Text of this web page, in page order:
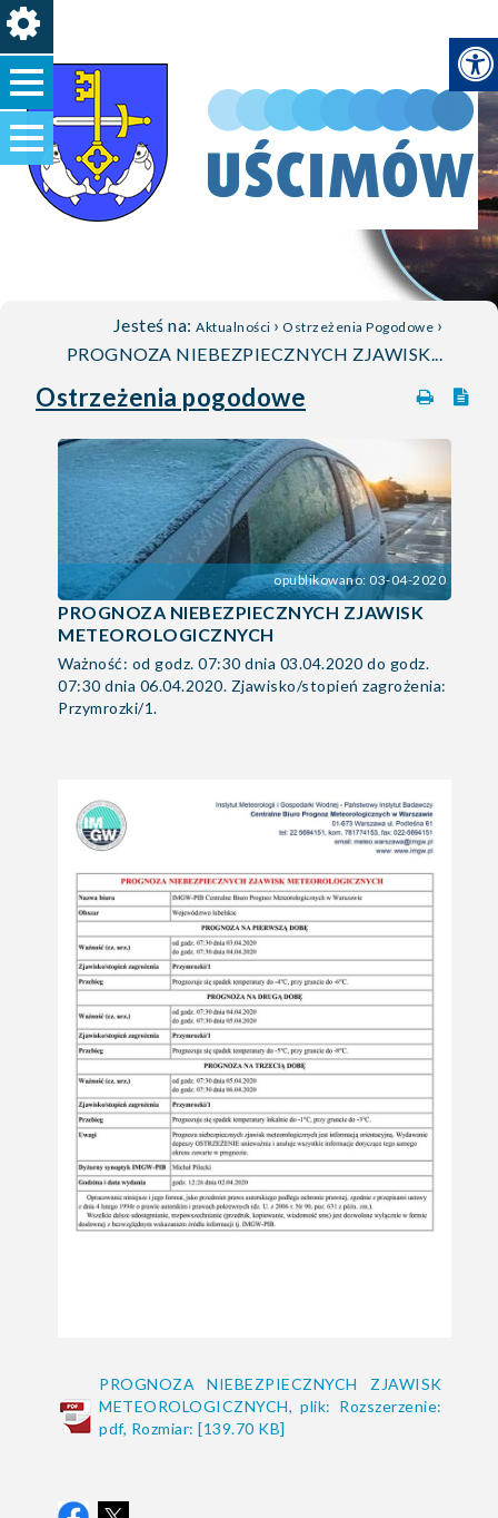
Jesteś na: Aktualności › Ostrzeżenia Pogodowe ›
PROGNOZA NIEBEZPIECZNYCH ZJAWISK...
Ostrzeżenia pogodowe
opublikowano: 03-04-2020
PROGNOZA NIEBEZPIECZNYCH ZJAWISK
METEOROLOGICZNYCH
Ważność: od godz. 07:30 dnia 03.04.2020 do godz.
07:30 dnia 06.04.2020. Zjawisko/stopień zagrożenia:
Przymrozki/1.
PROGNOZA NIEBEZPIECZNYCH ZJAWISK
METEOROLOGICZNYCH, plik: Rozszerzenie:
pdf, Rozmiar: [139.70 KB]